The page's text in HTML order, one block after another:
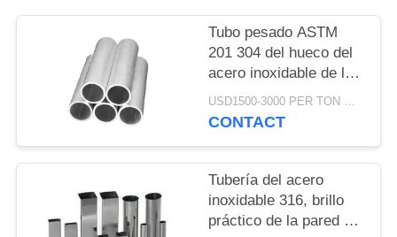
CITA
SITIO
PRIVACY
POLICY
Tubo pesado ASTM
201 304 del hueco del
acero inoxidable de la
pared duplex de 316
grados
USD1500-3000 PER TON MOQ:1TON
CONTACT
Tubería del acero
inoxidable 316, brillo
práctico de la pared del